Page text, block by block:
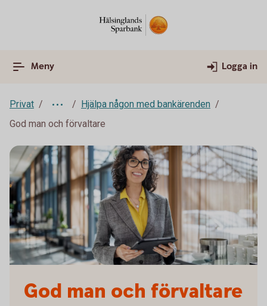
Meny Logga in
Privat
Hjälpa någon med bankärenden
God man och förvaltare
God man och förvaltare